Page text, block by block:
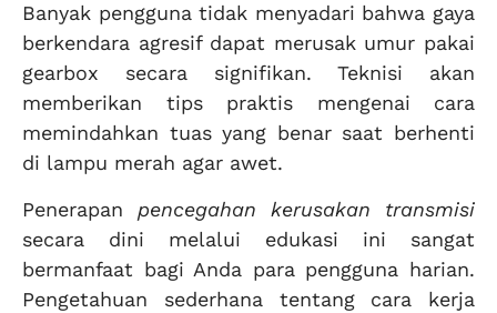
Banyak pengguna tidak menyadari bahwa gaya
berkendara agresif dapat merusak umur pakai
gearbox secara signifikan. Teknisi akan
memberikan tips praktis mengenai cara
memindahkan tuas yang benar saat berhenti
di lampu merah agar awet.
Penerapan pencegahan kerusakan transmisi
secara dini melalui edukasi ini sangat
bermanfaat bagi Anda para pengguna harian.
Pengetahuan sederhana tentang cara kerja